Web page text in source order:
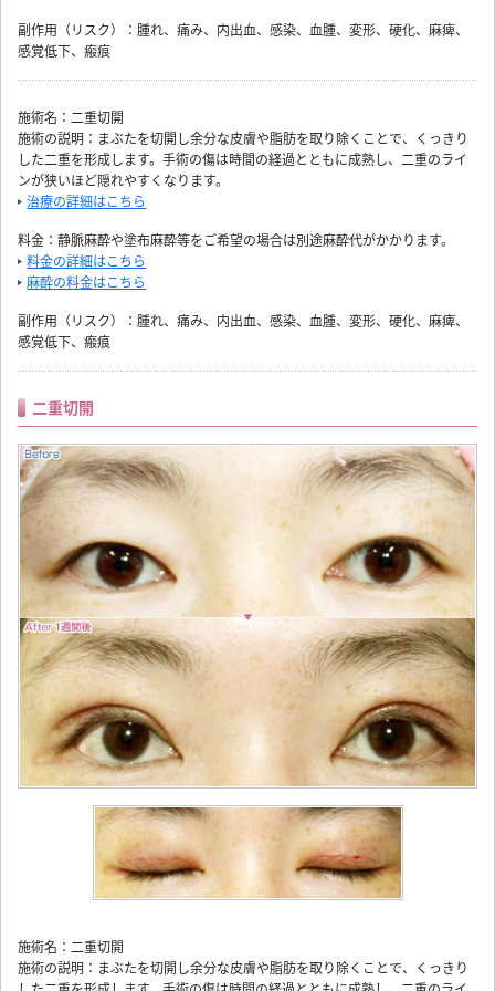
副作用（リスク）：腫れ、痛み、内出血、感染、血腫、変形、硬化、麻痺、
感覚低下、瘢痕
施術名：二重切開
施術の説明：まぶたを切開し余分な皮膚や脂肪を取り除くことで、くっきり
した二重を形成します。手術の傷は時間の経過とともに成熟し、二重のライ
ンが狭いほど隠れやすくなります。
治療の詳細はこちら
料金：静脈麻酔や塗布麻酔等をご希望の場合は別途麻酔代がかかります。
料金の詳細はこちら
麻酔の料金はこちら
副作用（リスク）：腫れ、痛み、内出血、感染、血腫、変形、硬化、麻痺、
感覚低下、瘢痕
二重切開
施術名：二重切開
施術の説明：まぶたを切開し余分な皮膚や脂肪を取り除くことで、くっきり